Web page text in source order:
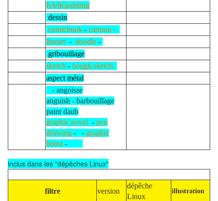
lylejk'painting
dessin
comicbook - cartoon -
lineart - doodle -
gribouillage
sketch - hough sketch
aspect métal
- angoisse
anguish - barbouillage
paint daub
graphic novel - pen
drawing - - graphic
boost -
inclus dans les "dépêches Linux"
filtre version
dépêche
Linux
illustration